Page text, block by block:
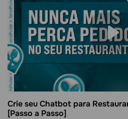
Crie seu Chatbot para
[Passo a Passo]